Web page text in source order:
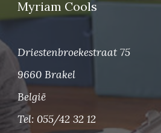
Myriam Cools
Driestenbroekestraat 75
9660 Brakel
België
Tel: 055/42 32 12